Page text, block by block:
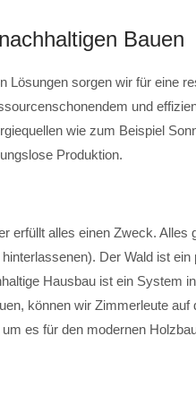
Bauen
Lösungen sorgen wir für eine
und
wie zum Beispiel
Produktion.
erfüllt alles einen Zweck. Alles
Der Wald ist
Hausbau ist ein System
können wir Zimmerleute
es für den modernen